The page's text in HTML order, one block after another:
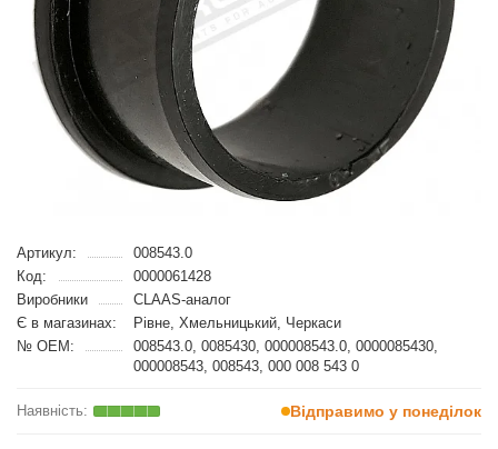
Артикул:
008543.0
Код:
0000061428
Виробники
CLAAS-аналог
Є в магазинах:
Рівне, Хмельницький, Черкаси
№ OEM:
008543.0, 0085430, 000008543.0, 0000085430,
000008543, 008543, 000 008 543 0
Відправимо у понеділок